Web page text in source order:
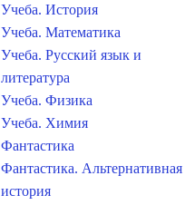
Учеба. История
Учеба. Математика
Учеба. Русский язык и
литература
Учеба. Физика
Учеба. Химия
Фантастика
Фантастика. Альтернативная
история